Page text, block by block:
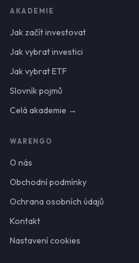
AKADEMIE
Jak začít investovat
Jak vybrat investici
Jak vybrat ETF
Slovník pojmů
Celá akademie →
WARENGO
O nás
Obchodní podmínky
Ochrana osobních údajů
Kontakt
Nastavení cookies